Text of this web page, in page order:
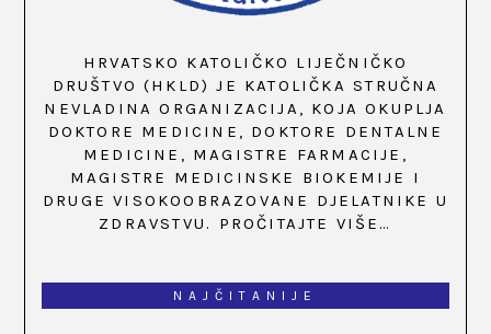
HRVATSKO KATOLIČKO LIJEČNIČKO
DRUŠTVO (HKLD) JE KATOLIČKA STRUČNA
NEVLADINA ORGANIZACIJA, KOJA OKUPLJA
DOKTORE MEDICINE, DOKTORE DENTALNE
MEDICINE, MAGISTRE FARMACIJE,
MAGISTRE MEDICINSKE BIOKEMIJE I
DRUGE VISOKOOBRAZOVANE DJELATNIKE U
ZDRAVSTVU. PROČITAJTE VIŠE…
NAJČITANIJE